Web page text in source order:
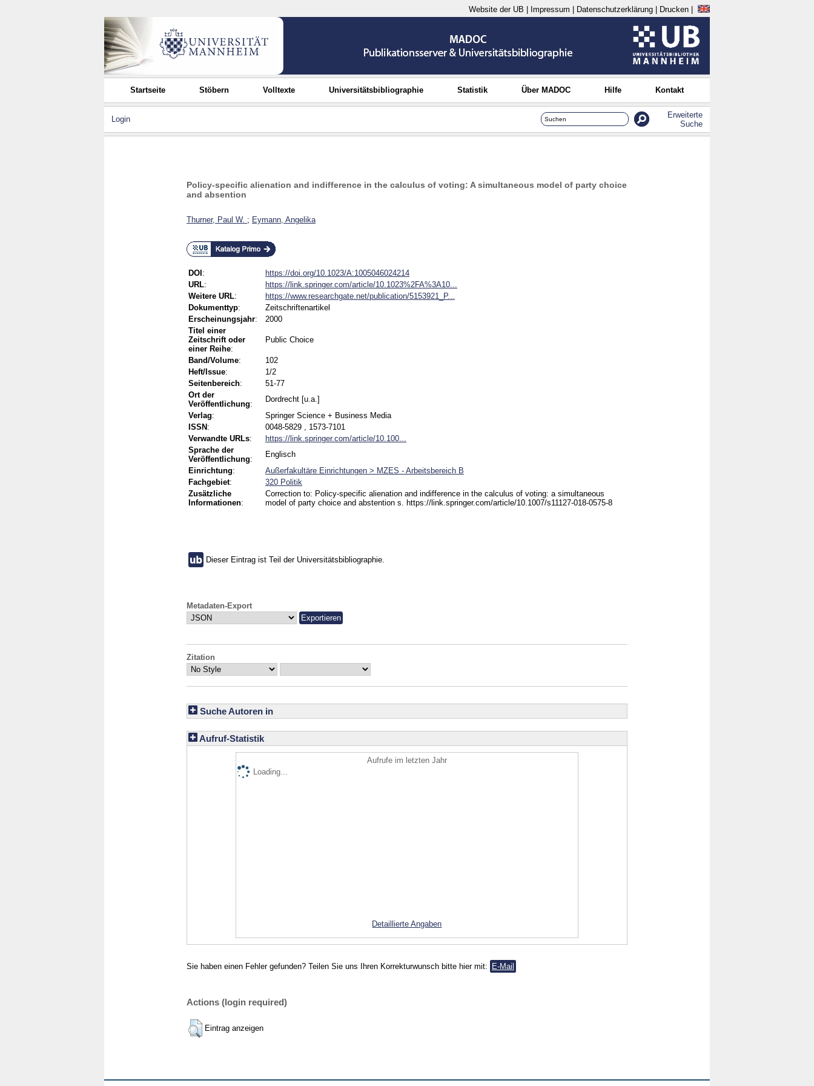
Website der UB Impressum Datenschutzerklärung Drucken
Startseite Stöbern Volltexte Universitätsbibliographie Statistik Über MADOC Hilfe Kontakt
Login
Erweiterte
Suche
Policy-specific alienation and indifference in the calculus of voting: A simultaneous model of party choice
and absention
Thurner, Paul W. ; Eymann, Angelika
DOI :
https://doi.org/10.1023/A:1005046024214
URL:
https://link.springer.com/article/10.1023%2FA%3A10...
Weitere URL:
https://www.researchgate.net/publication/5153921_P...
Dokumenttyp:
Zeitschriftenartikel
Erscheinungsjahr:
2000
Titel einer
Zeitschrift oder
einer Reihe:
Public Choice
Band/Volume:
102
Heft/Issue:
1/2
Seitenbereich:
51-77
Ort der
Veröffentlichung:
Dordrecht [u.a.]
Verlag:
Springer Science + Business Media
ISSN :
0048-5829 , 1573-7101
Verwandte URLs:
https://link.springer.com/article/10.100...
Sprache der
Veröffentlichung:
Englisch
Einrichtung:
Außerfakultäre Einrichtungen > MZES - Arbeitsbereich B
Fachgebiet:
320 Politik
Zusätzliche
Informationen:
Correction to: Policy-specific alienation and indifference in the calculus of voting: a simultaneous
model of party choice and abstention s. https://link.springer.com/article/10.1007/s11127-018-0575-8
Dieser Eintrag ist Teil der Universitätsbibliographie.
Metadaten-Export
Zitation
Suche Autoren in
Aufruf-Statistik
Aufrufe im letzten Jahr
Loading...
Detaillierte Angaben
Sie haben einen Fehler gefunden? Teilen Sie uns Ihren Korrekturwunsch bitte hier mit: E-Mail
Actions (login required)
Eintrag anzeigen